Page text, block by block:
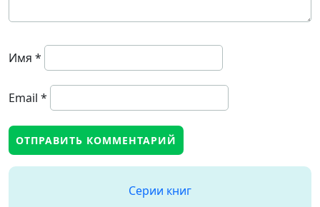
Имя *
Email *
Серии книг